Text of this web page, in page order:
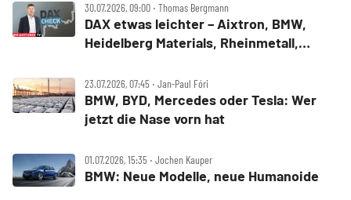
30.07.2026, 09:00 ‧ Thomas Bergmann
DAX etwas leichter – Aixtron, BMW,
Heidelberg Materials, Rheinmetall,
23.07.2026, 07:45 ‧ Jan-Paul Fóri
BMW, BYD, Mercedes oder Tesla: Wer
jetzt die Nase vorn hat
01.07.2026, 15:35 ‧ Jochen Kauper
BMW: Neue Modelle, neue Humanoide